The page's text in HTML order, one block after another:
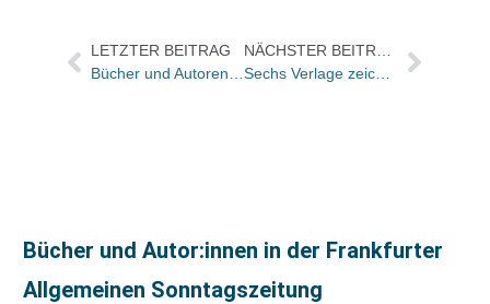
LETZTER BEITRAG
Bücher und Autor:innen in der Frankfurter
Allgemeinen Sonntagszeitung